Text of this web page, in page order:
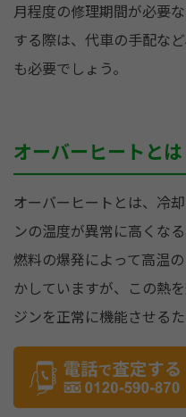
月程度の修理期間が必要
する際は、代車の手配な
も必要でしょう。
オーバーヒートとは
オーバーヒートとは、冷
ンの温度が異常に高くな
燃料の爆発によって高温
かしていますが、この熱
ジンを正常に機能させる
しかし、冷却水の不足や
スタットの固着などが原